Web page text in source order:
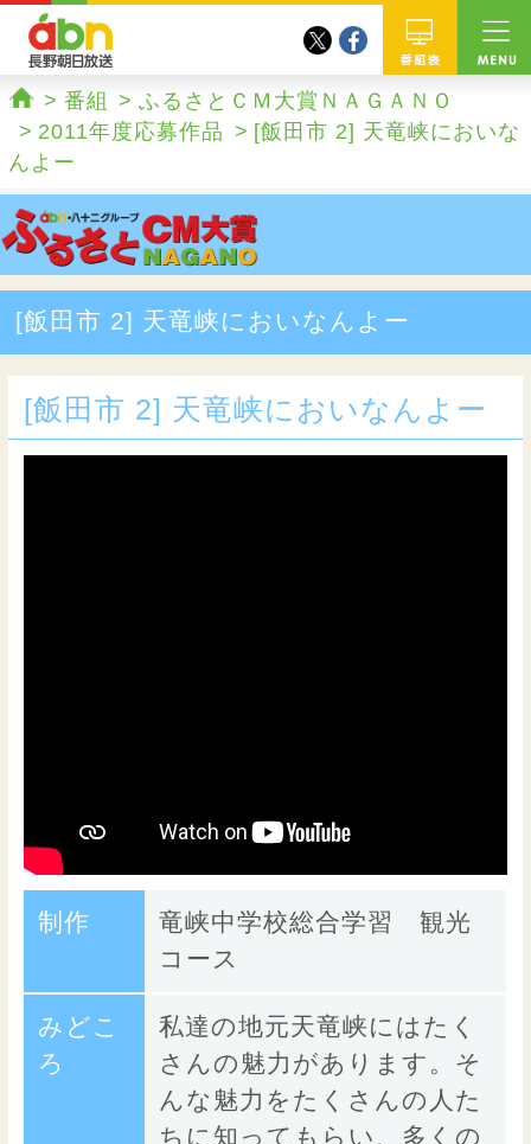
twitterfacebook
ホーム
番組
ふるさとＣＭ大賞ＮＡＧＡＮＯ
2011年度応募作品
[飯田市 2] 天竜峡においな
んよー
[飯田市 2] 天竜峡においなんよー
[飯田市 2] 天竜峡においなんよー
制作
竜峡中学校総合学習 観光
コース
みどこ
ろ
私達の地元天竜峡にはたく
さんの魅力があります。そ
んな魅力をたくさんの人た
ちに知ってもらい、多くの